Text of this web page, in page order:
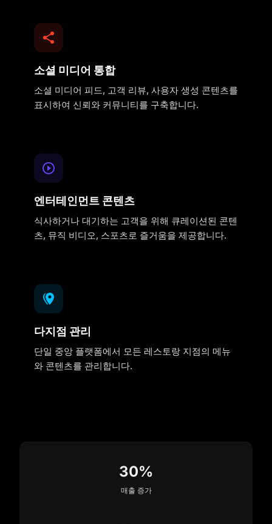
소셜 미디어 통합
소셜 미디어 피드, 고객 리뷰, 사용자 생성 콘텐츠를
표시하여 신뢰와 커뮤니티를 구축합니다.
엔터테인먼트 콘텐츠
식사하거나 대기하는 고객을 위해 큐레이션된 콘텐
츠, 뮤직 비디오, 스포츠로 즐거움을 제공합니다.
다지점 관리
단일 중앙 플랫폼에서 모든 레스토랑 지점의 메뉴
와 콘텐츠를 관리합니다.
30%
매출 증가